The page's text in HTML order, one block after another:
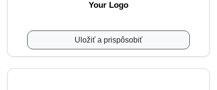
Your Logo
Uložiť a prispôsobiť